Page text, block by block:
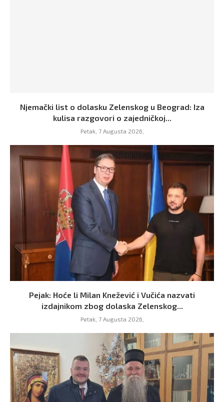
Njemački list o dolasku Zelenskog u Beograd: Iza
kulisa razgovori o zajedničkoj...
Petak, 7 Augusta 2026,
Pejak: Hoće li Milan Knežević i Vučića nazvati
izdajnikom zbog dolaska Zelenskog...
Petak, 7 Augusta 2026,